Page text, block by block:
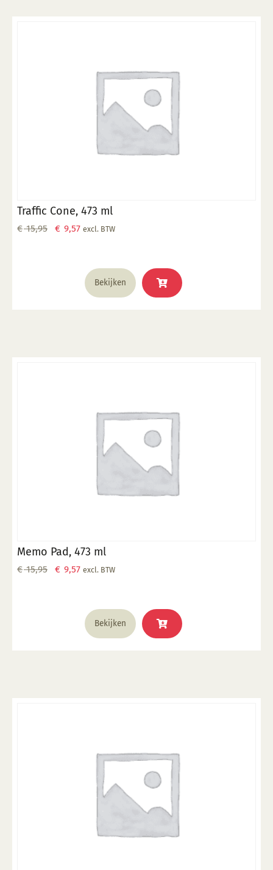
Traffic Cone, 473 ml
€15,95
Oorspronkelijke
€ 9,57Huidige
€ 9,57.
excl. BTW
Bekijken
Memo Pad, 473 ml
€15,95
Oorspronkelijke
€ 9,57Huidige
€ 9,57.
excl. BTW
Bekijken